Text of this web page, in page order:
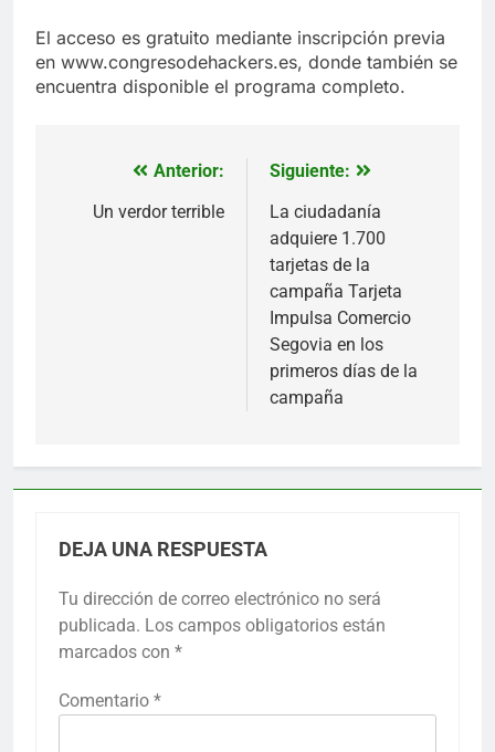
El acceso es gratuito mediante inscripción previa
en www.congresodehackers.es, donde también se
encuentra disponible el programa completo.
Navegación
Anterior:
Un verdor terrible
Siguiente:
La ciudadanía
adquiere 1.700
tarjetas de la
campaña Tarjeta
Impulsa Comercio
Segovia en los
primeros días de la
campaña
DEJA UNA RESPUESTA
Tu dirección de correo electrónico no será
publicada. Los campos obligatorios están
marcados con *
Comentario *